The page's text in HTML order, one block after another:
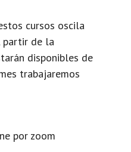
cursos oscila
partir de la
disponibles de
trabajaremos